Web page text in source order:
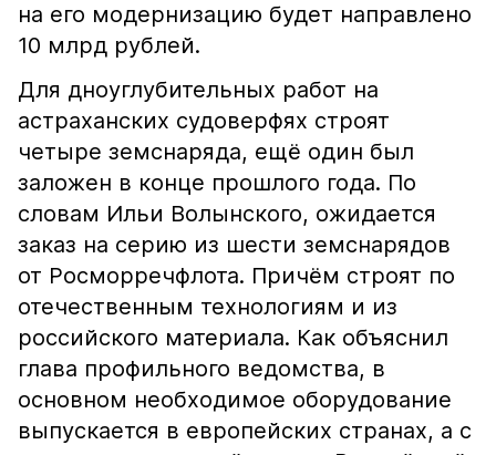
на его модернизацию будет направлено
10 млрд рублей.
Для дноуглубительных работ на
астраханских судоверфях строят
четыре земснаряда, ещё один был
заложен в конце прошлого года. По
словам Ильи Волынского, ожидается
заказ на серию из шести земснарядов
от Росморречфлота. Причём строят по
отечественным технологиям и из
российского материала. Как объяснил
глава профильного ведомства, в
основном необходимое оборудование
выпускается в европейских странах, а с